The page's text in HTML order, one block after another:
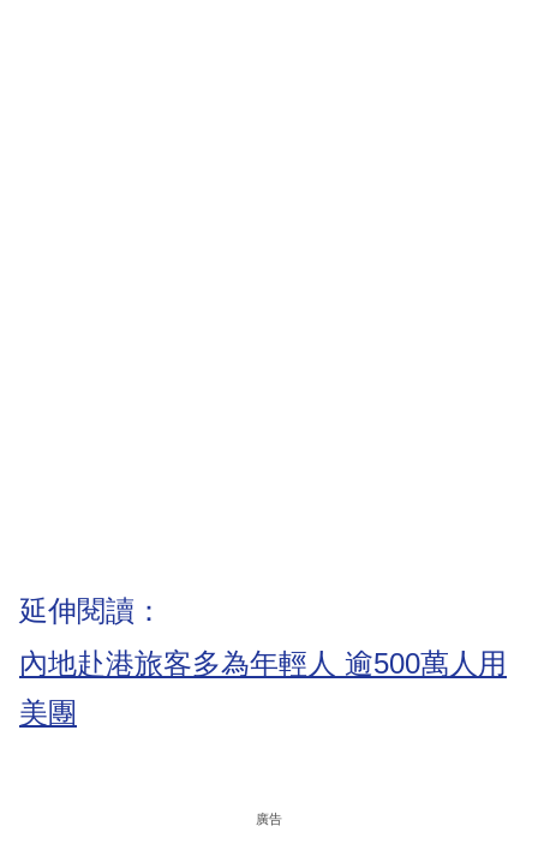
延伸閱讀：
內地赴港旅客多為年輕人 逾500萬人用
美團
廣告